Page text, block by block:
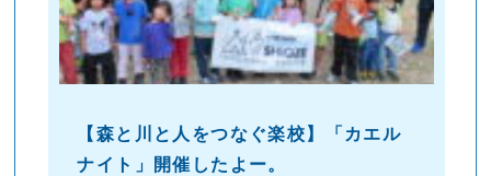
【森と川と人をつなぐ楽校】「カエル
ナイト」開催したよー。